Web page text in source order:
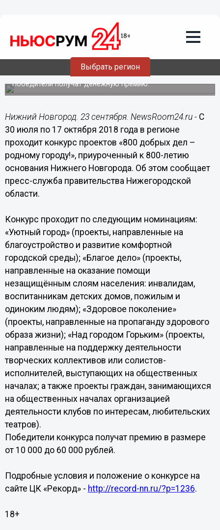
Выбрать регион
Нижегородцев приглашают принять
участие в конкурсе проектов «800
добрых дел – родному городу!»
Победители получат денежную премию.
Нижний Новгород. 23 сентября. NewsRoom24.ru - С
30 июля по 17 октября 2018 года в регионе
проходит конкурс проектов «800 добрых дел –
родному городу!», приуроченный к 800-летию
основания Нижнего Новгорода. Об этом сообщает
пресс-служба правительства Нижегородской
области.
Конкурс проходит по следующим номинациям:
«Уютный город» (проекты, направленные на
благоустройство и развитие комфортной
городской среды); «Благое дело» (проекты,
направленные на оказание помощи
незащищённым слоям населения: инвалидам,
воспитанникам детских домов, пожилым и
одиноким людям); «Здоровое поколение»
(проекты, направленные на пропаганду здорового
образа жизни); «Над городом Горьким» (проекты,
направленные на поддержку деятельности
творческих коллективов или солистов-
исполнителей, выступающих на общественных
началах; а также проекты граждан, занимающихся
на общественных началах организацией
деятельности клубов по интересам, любительских
театров).
Победители конкурса получат премию в размере
от 10 000 до 60 000 рублей.
Подробные условия и положение о конкурсе на
сайте ЦК «Рекорд» - http://record-nn.ru/?p=1236.
18+